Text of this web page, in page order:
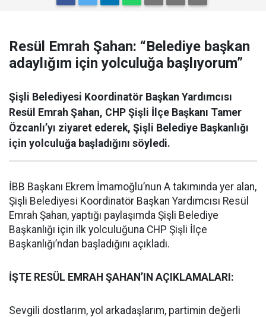
Resül Emrah Şahan: “Belediye başkan
adaylığım için yolculuğa başlıyorum”
Şişli Belediyesi Koordinatör Başkan Yardımcısı
Resül Emrah Şahan, CHP Şişli İlçe Başkanı Tamer
Özcanlı’yı ziyaret ederek, Şişli Belediye Başkanlığı
için yolculuğa başladığını söyledi.
İBB Başkanı Ekrem İmamoğlu’nun A takımında yer alan,
Şişli Belediyesi Koordinatör Başkan Yardımcısı Resül
Emrah Şahan, yaptığı paylaşımda Şişli Belediye
Başkanlığı için ilk yolculuğuna CHP Şişli İlçe
Başkanlığı’ndan başladığını açıkladı.
İŞTE RESÜL EMRAH ŞAHAN’IN AÇIKLAMALARI:
Sevgili dostlarım, yol arkadaşlarım, partimin değerli